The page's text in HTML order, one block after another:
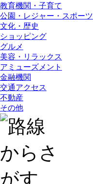
教育機関・子育て
公園・レジャー・スポーツ
文化・歴史
ショッピング
グルメ
美容・リラックス
アミューズメント
金融機関
交通アクセス
不動産
その他